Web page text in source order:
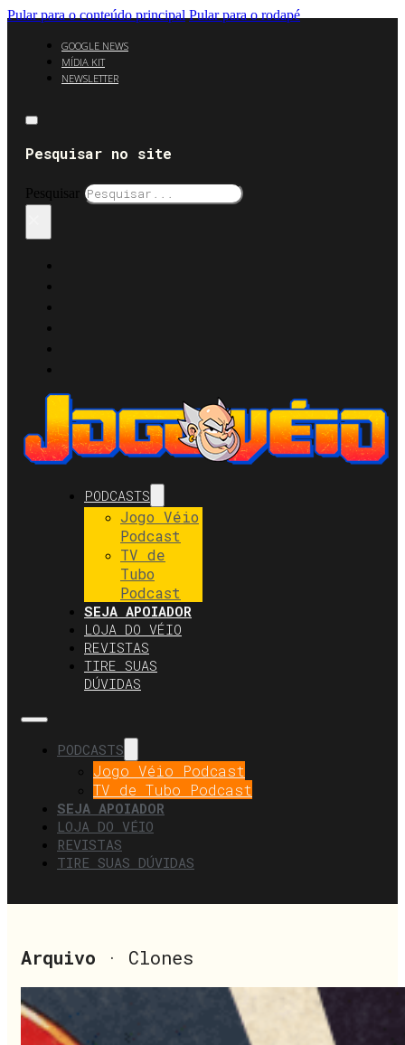
Pular para o conteúdo principal Pular para o rodapé
GOOGLE NEWS
MÍDIA KIT
NEWSLETTER
Pesquisar no site
Pesquisar
PODCASTS
Jogo Véio
Podcast
TV de
Tubo
Podcast
SEJA APOIADOR
LOJA DO VÉIO
REVISTAS
TIRE SUAS
DÚVIDAS
PODCASTS
Jogo Véio Podcast
TV de Tubo Podcast
SEJA APOIADOR
LOJA DO VÉIO
REVISTAS
TIRE SUAS DÚVIDAS
Arquivo · Clones